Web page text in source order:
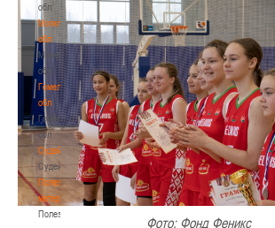
обл
Могилевская
обл
Могилевская
обл
Гомельская
обл
Гомельская
обл
Судейство
Судейство
Полезные
материалы
Полезные
Фото: Фонд Феникс